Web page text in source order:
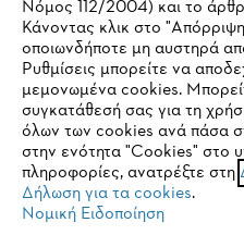
Πολιτική απορρήτου
Νομικές πληροφορίες
ANDREAS STIHL ΜΟΝΟΠΡΟΣΩΠΗ
IHR BROWSER
UNTERSTÜTZT
Sie nutzen einen Browser,
eine optimale Nutzung
einem der folgenden Browser
Νόμος 112/2004) και το
Κάνοντας κλικ στο
οποιωνδήποτε μη αυστηρά
Ρυθμίσεις μπορείτε να
μεμονωμένα cookies.
συγκατάθεσή σας για τη
όλων των cookies ανά πάσα
στην ενότητα "Cookies" στο
πληροφορίες, ανατρέξτε στη
Δήλωση για τα cookies.
Νομική Ειδοποίηση